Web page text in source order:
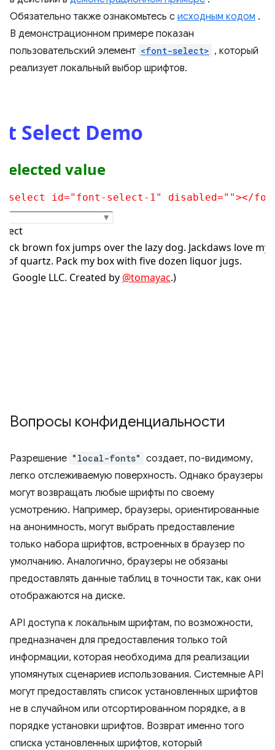
Обязательно также ознакомьтесь с исходным кодом .
В демонстрационном примере показан
пользовательский элемент <font-select> , который
реализует локальный выбор шрифтов.
Вопросы конфиденциальности
Разрешение "local-fonts" создает, по-видимому,
легко отслеживаемую поверхность. Однако браузеры
могут возвращать любые шрифты по своему
усмотрению. Например, браузеры, ориентированные
на анонимность, могут выбрать предоставление
только набора шрифтов, встроенных в браузер по
умолчанию. Аналогично, браузеры не обязаны
предоставлять данные таблиц в точности так, как они
отображаются на диске.
API доступа к локальным шрифтам, по возможности,
предназначен для предоставления только той
информации, которая необходима для реализации
упомянутых сценариев использования. Системные API
могут предоставлять список установленных шрифтов
не в случайном или отсортированном порядке, а в
порядке установки шрифтов. Возврат именно того
списка установленных шрифтов, который